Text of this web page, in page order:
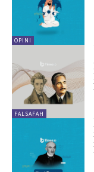
OPINI
FALSAFAH